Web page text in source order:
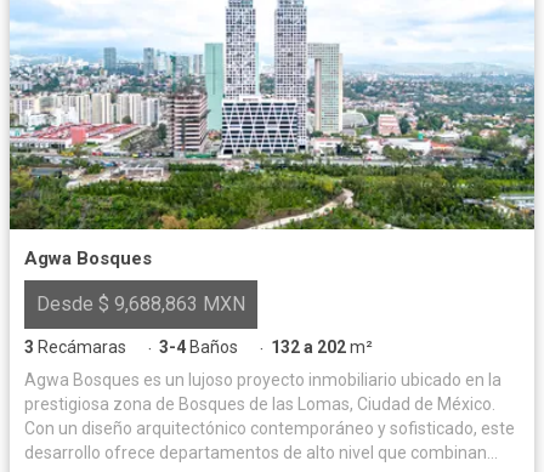
Agwa Bosques
Desde $ 9,688,863 MXN
3 Recámaras · 3-4 Baños · 132 a 202m²
Agwa Bosques es un lujoso proyecto inmobiliario ubicado en la
prestigiosa zona de Bosques de las Lomas, Ciudad de México.
Con un diseño arquitectónico contemporáneo y sofisticado, este
desarrollo ofrece departamentos de alto nivel que combinan